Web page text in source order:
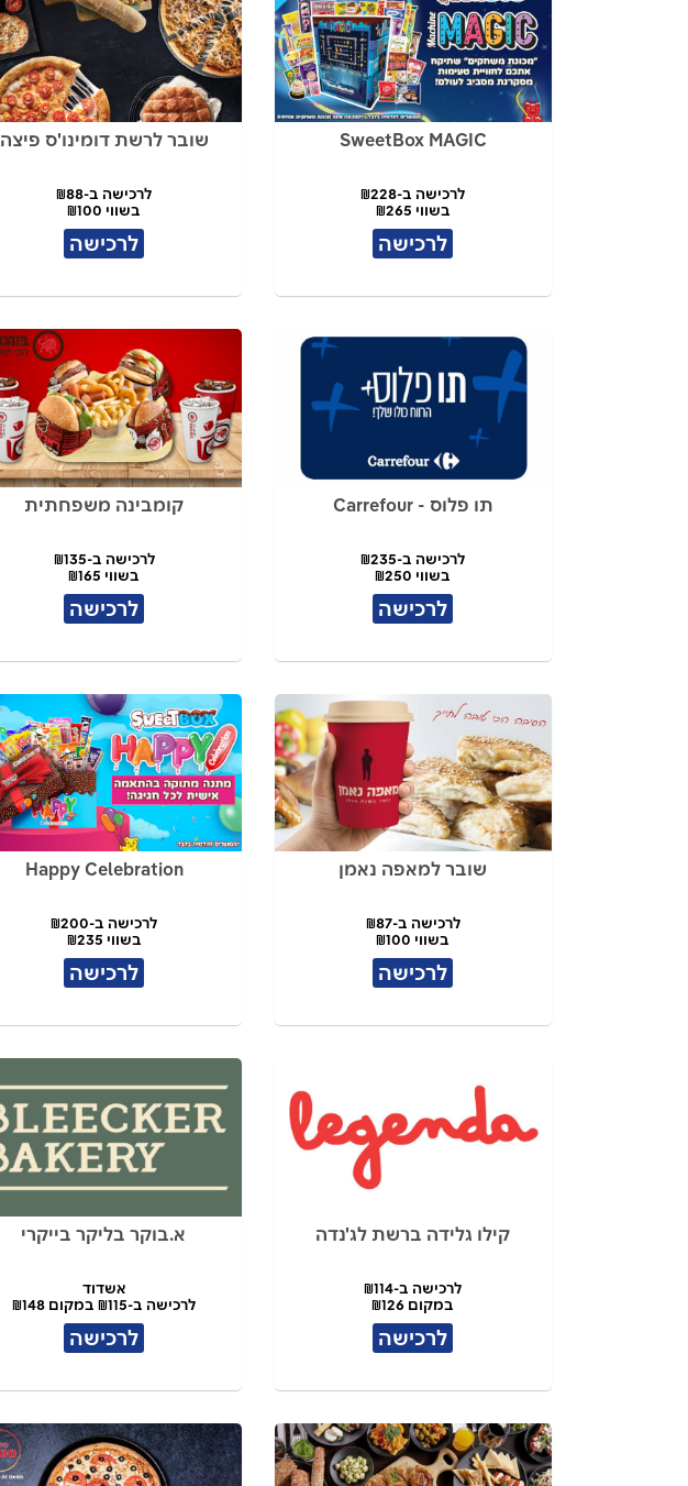
SweetBox MAGIC
לרכישה ב-₪228
בשווי ₪265
לרכישה
שובר לרשת דומינו'ס פיצה
לרכישה ב-₪88
בשווי ₪100
לרכישה
תו פלוס - Carrefour
לרכישה ב-₪235
בשווי ₪250
לרכישה
קומבינה משפחתית
לרכישה ב-₪135
בשווי ₪165
לרכישה
שובר למאפה נאמן
לרכישה ב-₪87
בשווי ₪100
לרכישה
Happy Celebration
לרכישה ב-₪200
בשווי ₪235
לרכישה
קילו גלידה ברשת לג'נדה
לרכישה ב-₪114
במקום ₪126
לרכישה
א.בוקר בליקר בייקרי
אשדוד
לרכישה ב-₪115 במקום ₪148
לרכישה